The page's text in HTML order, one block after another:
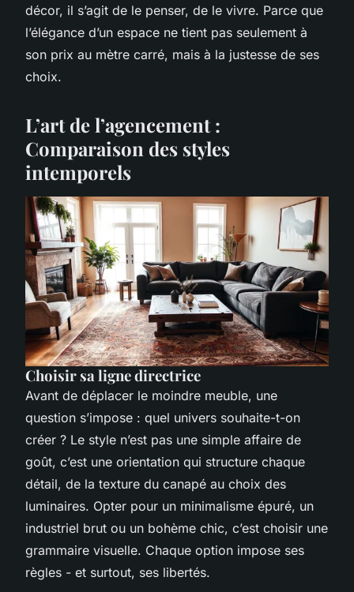
décor, il s’agit de le penser, de le vivre. Parce que
l’élégance d’un espace ne tient pas seulement à
son prix au mètre carré, mais à la justesse de ses
choix.
L’art de l’agencement :
Comparaison des styles
intemporels
Choisir sa ligne directrice
Avant de déplacer le moindre meuble, une
question s’impose : quel univers souhaite-t-on
créer ? Le style n’est pas une simple affaire de
goût, c’est une orientation qui structure chaque
détail, de la texture du canapé au choix des
luminaires. Opter pour un minimalisme épuré, un
industriel brut ou un bohème chic, c’est choisir une
grammaire visuelle. Chaque option impose ses
règles - et surtout, ses libertés.